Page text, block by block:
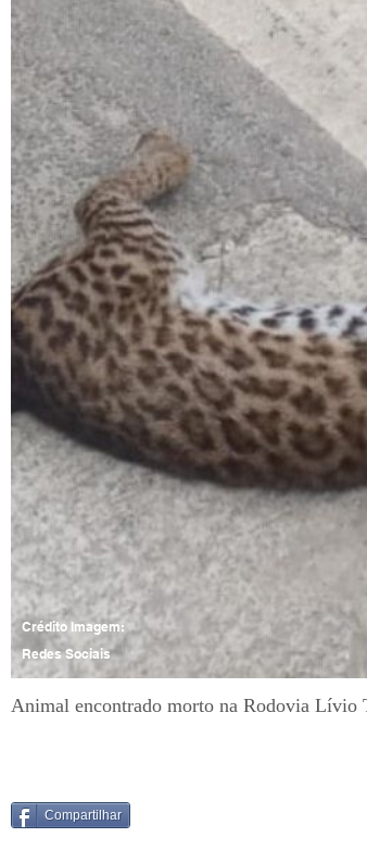
Redes Sociais
Crédito Imagem:
Animal encontrado morto na Rodovia Lívio
Compartilhar